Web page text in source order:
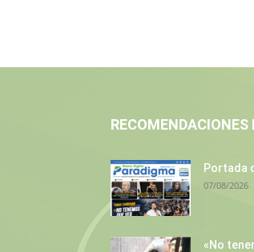
RECOMENDACIONES
Portada
07/08/2026
«No